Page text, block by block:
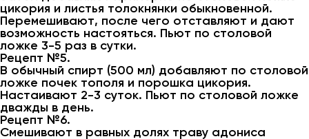
цикория и листья толокнянки обыкновенной.
Перемешивают, после чего отставляют и дают
возможность настояться. Пьют по столовой
ложке 3-5 раз в сутки.
Рецепт №5.
В обычный спирт (500 мл) добавляют по столовой
ложке почек тополя и порошка цикория.
Настаивают 2-3 суток. Пьют по столовой ложке
дважды в день.
Рецепт №6.
Смешивают в равных долях траву адониса